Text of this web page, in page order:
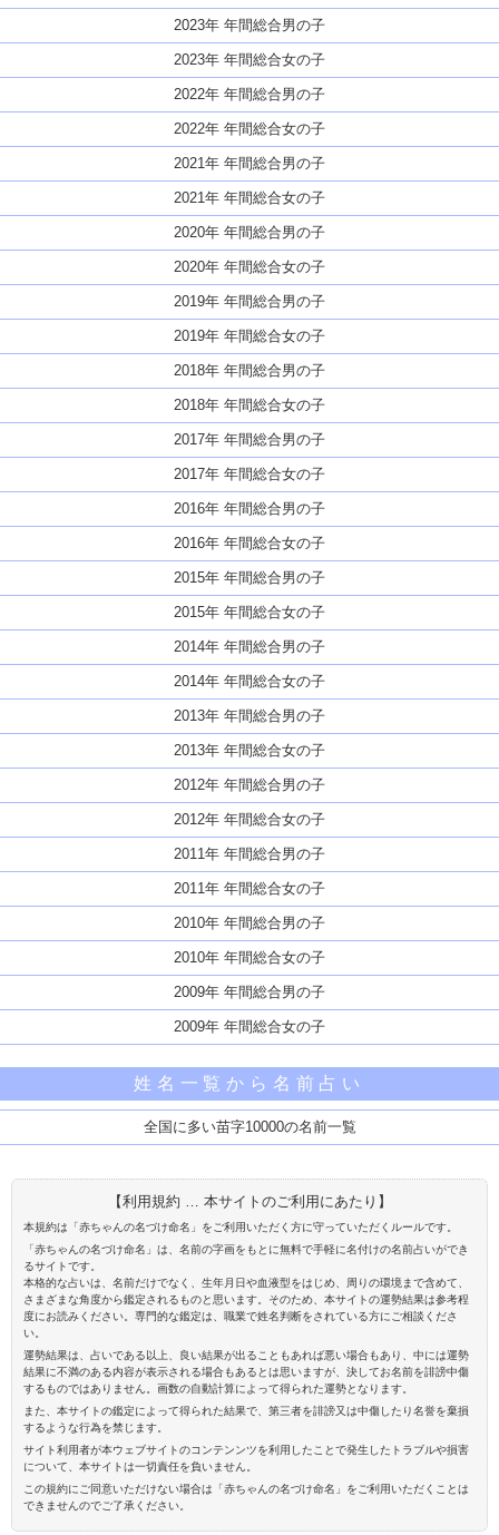
2023年 年間総合男の子
2023年 年間総合女の子
2022年 年間総合男の子
2022年 年間総合女の子
2021年 年間総合男の子
2021年 年間総合女の子
2020年 年間総合男の子
2020年 年間総合女の子
2019年 年間総合男の子
2019年 年間総合女の子
2018年 年間総合男の子
2018年 年間総合女の子
2017年 年間総合男の子
2017年 年間総合女の子
2016年 年間総合男の子
2016年 年間総合女の子
2015年 年間総合男の子
2015年 年間総合女の子
2014年 年間総合男の子
2014年 年間総合女の子
2013年 年間総合男の子
2013年 年間総合女の子
2012年 年間総合男の子
2012年 年間総合女の子
2011年 年間総合男の子
2011年 年間総合女の子
2010年 年間総合男の子
2010年 年間総合女の子
2009年 年間総合男の子
2009年 年間総合女の子
姓名一覧から名前占い
全国に多い苗字10000の名前一覧
【利用規約 … 本サイトのご利用にあたり】
本規約は「赤ちゃんの名づけ命名」をご利用いただく方に守っていただくルールです。
「赤ちゃんの名づけ命名」は、名前の字画をもとに無料で手軽に名付けの名前占いができ
るサイトです。
本格的な占いは、名前だけでなく、生年月日や血液型をはじめ、周りの環境まで含めて、
さまざまな角度から鑑定されるものと思います。そのため、本サイトの運勢結果は参考程
度にお読みください。専門的な鑑定は、職業で姓名判断をされている方にご相談くださ
い。
運勢結果は、占いである以上、良い結果が出ることもあれば悪い場合もあり、中には運勢
結果に不満のある内容が表示される場合もあるとは思いますが、決してお名前を誹謗中傷
するものではありません。画数の自動計算によって得られた運勢となります。
また、本サイトの鑑定によって得られた結果で、第三者を誹謗又は中傷したり名誉を棄損
するような行為を禁じます。
サイト利用者が本ウェブサイトのコンテンンツを利用したことで発生したトラブルや損害
について、本サイトは一切責任を負いません。
この規約にご同意いただけない場合は「赤ちゃんの名づけ命名」をご利用いただくことは
できませんのでご了承ください。